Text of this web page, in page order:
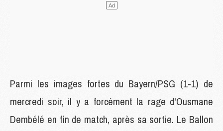
Parmi les images fortes du Bayern/PSG (1-1) de
mercredi soir, il y a forcément la rage d'Ousmane
Dembélé en fin de match, après sa sortie. Le Ballon